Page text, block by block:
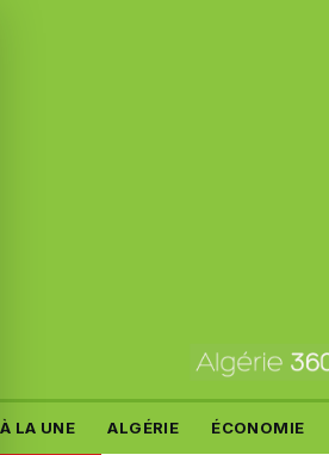
À LA UNE ALGÉRIE ÉCONOMIE